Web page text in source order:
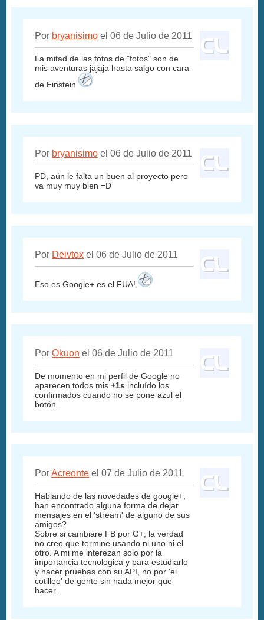
Por bryanisimo el 06 de Julio de 2011
La mitad de las fotos de "fotos" son de
mis aventuras jajaja hasta salgo con cara
de Einstein
Por bryanisimo el 06 de Julio de 2011
PD, aún le falta un buen al proyecto pero
va muy muy bien =D
Por Deivtox el 06 de Julio de 2011
Eso es Google+ es el FUA!
PorOkuon el 06 de Julio de 2011
De momento en mi perfil de Google no
aparecen todos mis+1s incluído los
confirmados cuando no se pone azul el
botón.
PorAcreonte el 07 de Julio de 2011
Hablando de las novedades de google+,
han encontrado alguna forma de dejar
mensajes en el 'stream' de alguno de sus
amigos?
Sobre si cambiare FB por G+, la verdad
no creo que termine usando ni uno ni el
otro. A mi me interezan solo por la
importancia tecnologica y para estudiarlo
y hacer pruebas con su API, no por 'el
cotilleo' de gente sin nada mejor que
hacer.